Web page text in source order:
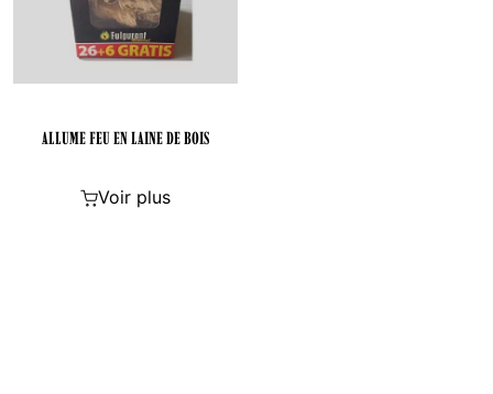
ALLUME FEU EN LAINE DE BOIS
Voir plus